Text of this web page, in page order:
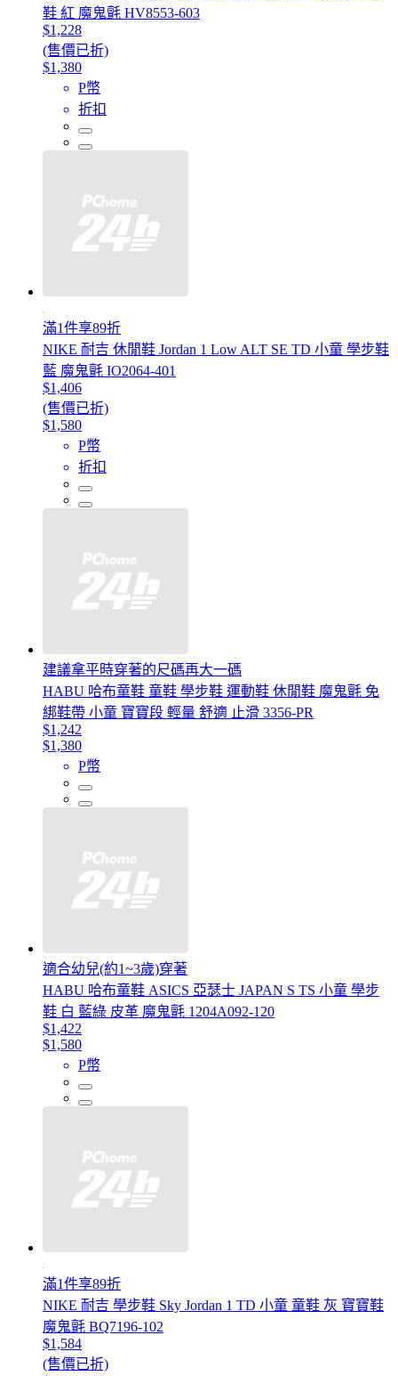
鞋 紅 魔鬼氈 HV8553-603
$1,228
(售價已折)
$1,380
P幣
折扣
滿1件享89折
NIKE 耐吉 休閒鞋 Jordan 1 Low ALT SE TD 小童 學步鞋
藍 魔鬼氈 IO2064-401
$1,406
(售價已折)
$1,580
P幣
折扣
建議拿平時穿著的尺碼再大一碼
HABU 哈布童鞋 童鞋 學步鞋 運動鞋 休閒鞋 魔鬼氈 免
綁鞋帶 小童 寶寶段 輕量 舒適 止滑 3356-PR
$1,242
$1,380
P幣
適合幼兒(約1~3歲)穿著
HABU 哈布童鞋 ASICS 亞瑟士 JAPAN S TS 小童 學步
鞋 白 藍綠 皮革 魔鬼氈 1204A092-120
$1,422
$1,580
P幣
滿1件享89折
NIKE 耐吉 學步鞋 Sky Jordan 1 TD 小童 童鞋 灰 寶寶鞋
魔鬼氈 BQ7196-102
$1,584
(售價已折)